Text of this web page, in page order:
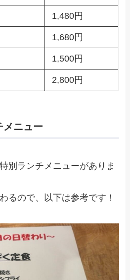
1,480円
1,680円
1,500円
2,800円
メニュー
別ランチメニューがありま
るので、以下は参考です！